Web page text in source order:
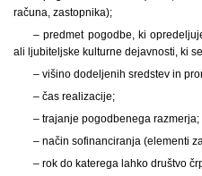
računa, zastopnika);
– predmet pogodbe, ki
ali ljubiteljske kulturne dejavnosti, ki
– višino dodeljenih sredstev in
– čas realizacije;
– trajanje pogodbenega razmerja;
– način sofinanciranja (elementi
– rok do katerega lahko društvo